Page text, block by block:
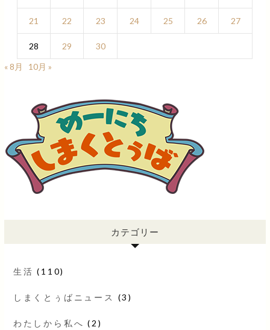
21 22 23 24 25 26 27
28 29
30
« 8月
10月 »
カテゴリー
生活 (110)
しまくとぅばニュース (3)
わたしから私へ (2)